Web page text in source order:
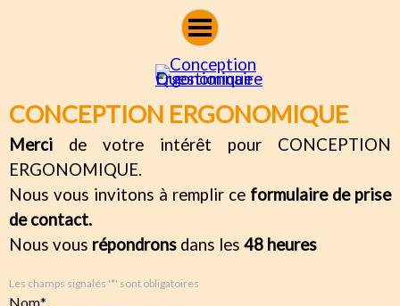
CONCEPTION ERGONOMIQUE
Merci de votre intérêt pour CONCEPTION
ERGONOMIQUE.
Nous vous invitons à remplir ce formulaire de prise
de contact.
Nous vous répondrons dans les 48 heures
Les champs signalés '*' sont obligatoires
Nom*